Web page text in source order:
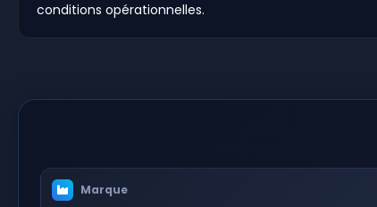
conditions opérationnelles.
Marque